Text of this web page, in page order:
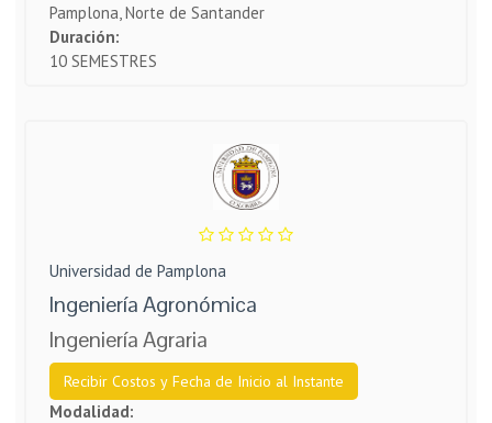
Pamplona, Norte de Santander
Duración:
10 SEMESTRES
Universidad de Pamplona
Ingeniería Agronómica
Ingeniería Agraria
Recibir Costos y Fecha de Inicio al Instante
Modalidad: